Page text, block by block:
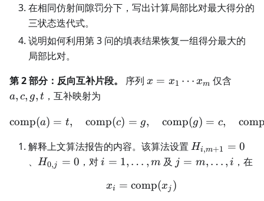
在相同仿射间隙罚分下，写出计算局部比对最大得分的
三状态迭代式。
说明如何利用第 3 问的填表结果恢复一组得分最大的
局部比对。
第 2 部分：反向互补片段。
序列 x=x_1\cdots
x = x1 ⋯ xm 仅含
a, c, g, t ，互补映射为
comp(a) = t, comp(c) = g, comp(g) = c,
解释上文算法报告的内容。该算法设置 H_{i,m+1}=0
Hi,m+1 = 0
、
H_{0,j}=0
H0,j = 0 ，对i=1,\ldots,m
i = 1, … , m及 j=m,\ldots,i
j = m, … , i ，在
xi = comp(xj )